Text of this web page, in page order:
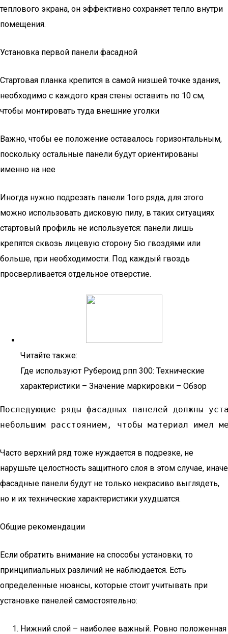
теплового экрана, он эффективно сохраняет тепло внутри
помещения.
Установка первой панели фасадной
Стартовая планка крепится в самой низшей точке здания,
необходимо с каждого края стены оставить по 10 см,
чтобы монтировать туда внешние уголки
Важно, чтобы ее положение оставалось горизонтальным,
поскольку остальные панели будут ориентированы
именно на нее
Иногда нужно подрезать панели 1ого ряда, для этого
можно использовать дисковую пилу, в таких ситуациях
стартовый профиль не используется: панели лишь
крепятся сквозь лицевую сторону 5ю гвоздями или
больше, при необходимости. Под каждый гвоздь
просверливается отдельное отверстие.
Читайте также:
Где используют Рубероид рпп 300: Технические
характеристики – Значение маркировки – Обзор
Последующие ряды фасадных панелей должны
небольшим расстоянием, чтобы материал имел
Часто верхний ряд тоже нуждается в подрезке, не
нарушьте целостность защитного слоя в этом случае, иначе
фасадные панели будут не только некрасиво выглядеть,
но и их технические характеристики ухудшатся.
Общие рекомендации
Если обратить внимание на способы установки, то
принципиальных различий не наблюдается. Есть
определенные нюансы, которые стоит учитывать при
установке панелей самостоятельно:
Нижний слой – наиболее важный. Ровно положенная